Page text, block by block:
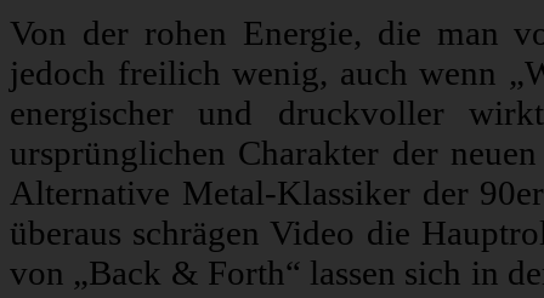
Von der rohen Energie, die man
jedoch freilich wenig, auch wenn
energischer und druckvoller
ursprünglichen Charakter der
Alternative Metal-Klassiker der
überaus schrägen Video die
von „Back & Forth“ lassen sich in